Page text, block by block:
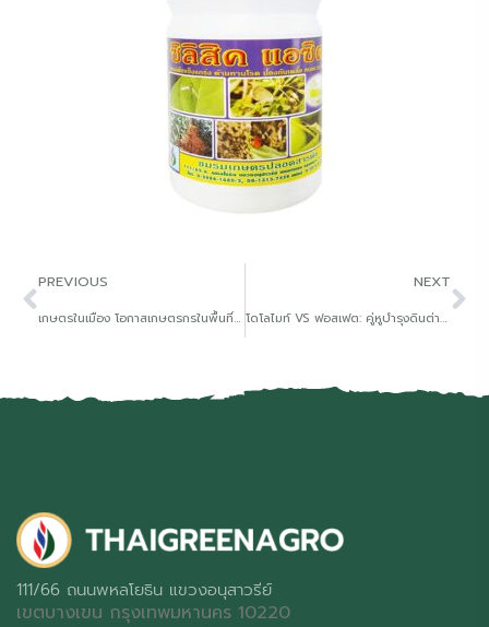
PREVIOUS
เกษตรในเมือง โอกาสเกษตรกรในพื้นที่จำกัด
NEXT
โดโลไมท์ VS ฟอสเฟต: คู่หูบำรุงดินต่างสไตล์
111/66 ถนนพหลโยธิน แขวงอนุสาวรีย์
เขตบางเขน กรุงเทพมหานคร 10220